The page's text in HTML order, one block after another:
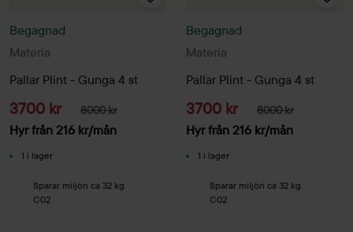
Materia
Begagnad
Pallar Plint - Gunga 4 st
3700 kr 8000 kr
Hyr från 216 kr/mån
1 i lager
Sparar miljön ca 32 kg
C02
Materia
Begagnad
Pallar Plint - Gunga 4 st
3700 kr 8000 kr
Hyr från 216 kr/mån
1 i lager
Sparar miljön ca 32 kg
C02